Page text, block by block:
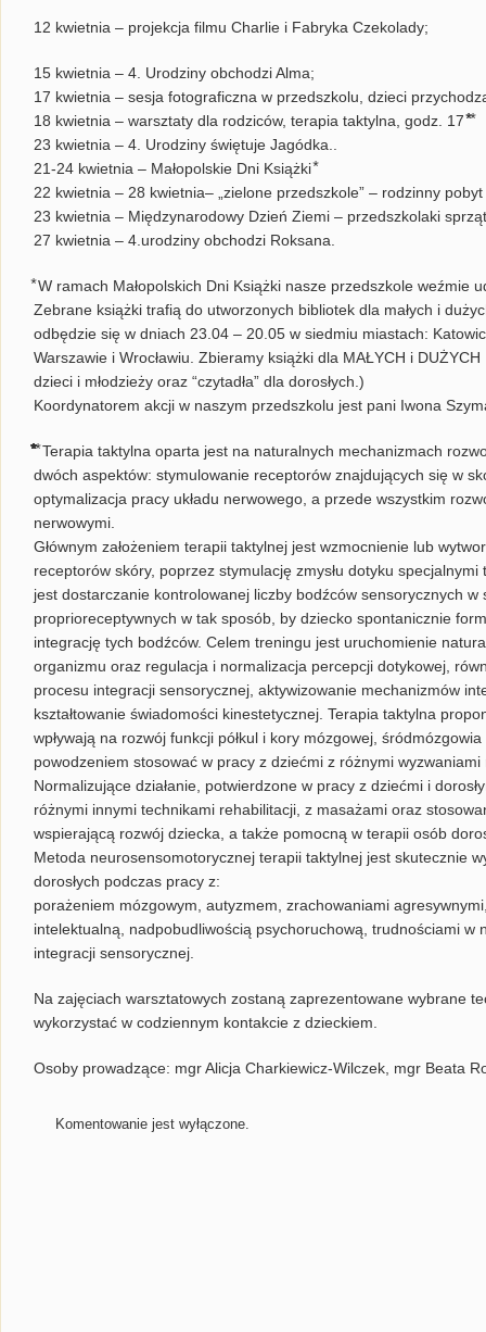
12 kwietnia – projekcja filmu Charlie i Fabryka Czekolady;
15 kwietnia – 4. Urodziny obchodzi Alma;
17 kwietnia – sesja fotograficzna w przedszkolu, dzieci
18 kwietnia – warsztaty dla rodziców, terapia taktylna, godz. 17 ⃰⃰ ⃰
23 kwietnia – 4. Urodziny świętuje Jagódka..
21-24 kwietnia – Małopolskie Dni Książki ⃰
22 kwietnia – 28 kwietnia– „zielone przedszkole” – rodzinny
23 kwietnia – Międzynarodowy Dzień Ziemi – przedszkolaki
27 kwietnia – 4.urodziny obchodzi Roksana.
W ramach Małopolskich Dni Książki nasze przedszkole weźmie
Zebrane książki trafią do utworzonych bibliotek dla małych i
odbędzie się w dniach 23.04 – 20.05 w siedmiu miastach:
Warszawie i Wrocławiu. Zbieramy książki dla MAŁYCH i
dzieci i młodzieży oraz “czytadła” dla dorosłych.)
Koordynatorem akcji w naszym przedszkolu jest pani Iwona
Terapia taktylna oparta jest na naturalnych mechanizmach
dwóch aspektów: stymulowanie receptorów znajdujących się w
optymalizacja pracy układu nerwowego, a przede wszystkim
nerwowymi.
Głównym założeniem terapii taktylnej jest wzmocnienie lub
receptorów skóry, poprzez stymulację zmysłu dotyku specjalnymi
jest dostarczanie kontrolowanej liczby bodźców sensorycznych w
proprioreceptywnych w tak sposób, by dziecko spontanicznie
integrację tych bodźców. Celem treningu jest uruchomienie
organizmu oraz regulacja i normalizacja percepcji dotykowej,
procesu integracji sensorycznej, aktywizowanie mechanizmów
kształtowanie świadomości kinestetycznej. Terapia taktylna
wpływają na rozwój funkcji półkul i kory mózgowej,
powodzeniem stosować w pracy z dziećmi z różnymi wyzwaniami
Normalizujące działanie, potwierdzone w pracy z dziećmi i
różnymi innymi technikami rehabilitacji, z masażami oraz
wspierającą rozwój dziecka, a także pomocną w terapii osób
Metoda neurosensomotorycznej terapii taktylnej jest skutecznie
dorosłych podczas pracy z:
porażeniem mózgowym, autyzmem, zrachowaniami
intelektualną, nadpobudliwością psychoruchową, trudnościami w
integracji sensorycznej.
Na zajęciach warsztatowych zostaną zaprezentowane wybrane
wykorzystać w codziennym kontakcie z dzieckiem.
Osoby prowadzące: mgr Alicja Charkiewicz-Wilczek, mgr Beata
Komentowanie jest wyłączone.